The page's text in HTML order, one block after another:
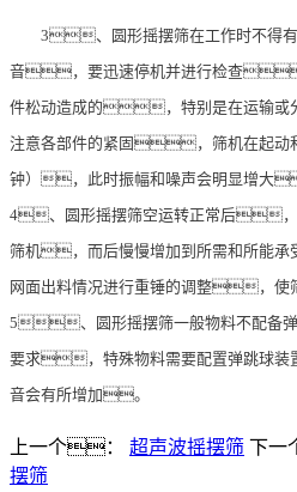
3、圆形摇摆筛在工作时不得
音，要迅速停机并进行检查
件松动造成的，特别是在运输
注意各部件的紧固，筛机在起动
钟），此时振幅和噪声会明显增
4、圆形摇摆筛空运转正常后，
筛机，而后慢慢增加到所需和所能
网面出料情况进行重锤的调整，使
5、圆形摇摆筛一般物料不配备
要求，特殊物料需要配置弹跳球装
音会有所增加。
上一个： 超声波摇摆筛 下
摆筛